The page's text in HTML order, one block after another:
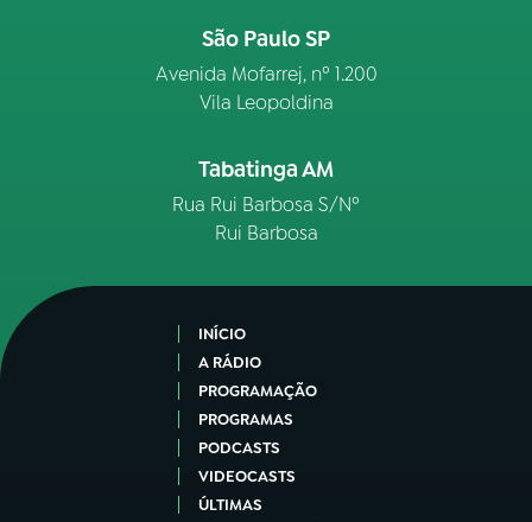
São Paulo SP
Avenida Mofarrej, nº 1.200
Vila Leopoldina
Tabatinga AM
Rua Rui Barbosa S/Nº
Rui Barbosa
INÍCIO
A RÁDIO
PROGRAMAÇÃO
PROGRAMAS
PODCASTS
VIDEOCASTS
ÚLTIMAS